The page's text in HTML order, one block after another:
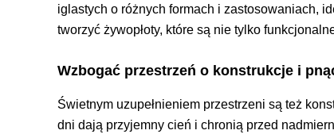
iglastych o różnych formach i zastosowaniach,
tworzyć żywopłoty, które są nie tylko
Wzbogać przestrzeń o konstrukcje i
Świetnym uzupełnieniem przestrzeni są też
dni dają przyjemny cień i chronią przed